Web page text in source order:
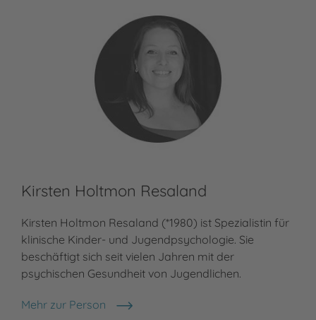
Kirsten Holtmon Resaland
Kirsten Holtmon Resaland (*1980) ist Spezialistin für
klinische Kinder- und Jugendpsychologie. Sie
beschäftigt sich seit vielen Jahren mit der
psychischen Gesundheit von Jugendlichen.
Mehr zur Person
Kirsten Holtmon Resaland